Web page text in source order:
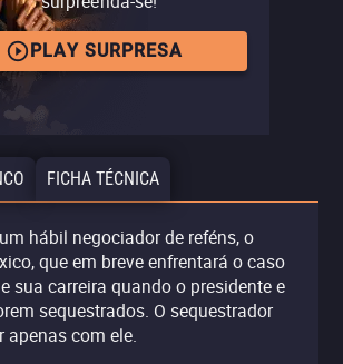
PLAY SURPRESA
FICHA TÉCNICA
hábil negociador de reféns, o
que em breve enfrentará o caso
sua carreira quando o presidente e
sequestrados. O sequestrador
apenas com ele.